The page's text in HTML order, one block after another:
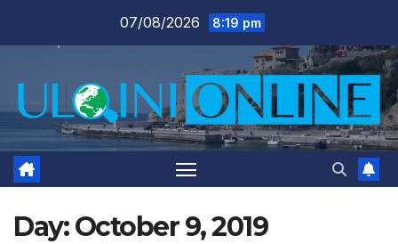
07/08/2026 8:19 pm
Day:October 9, 2019